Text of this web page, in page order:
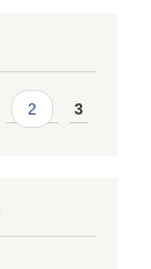
2 3